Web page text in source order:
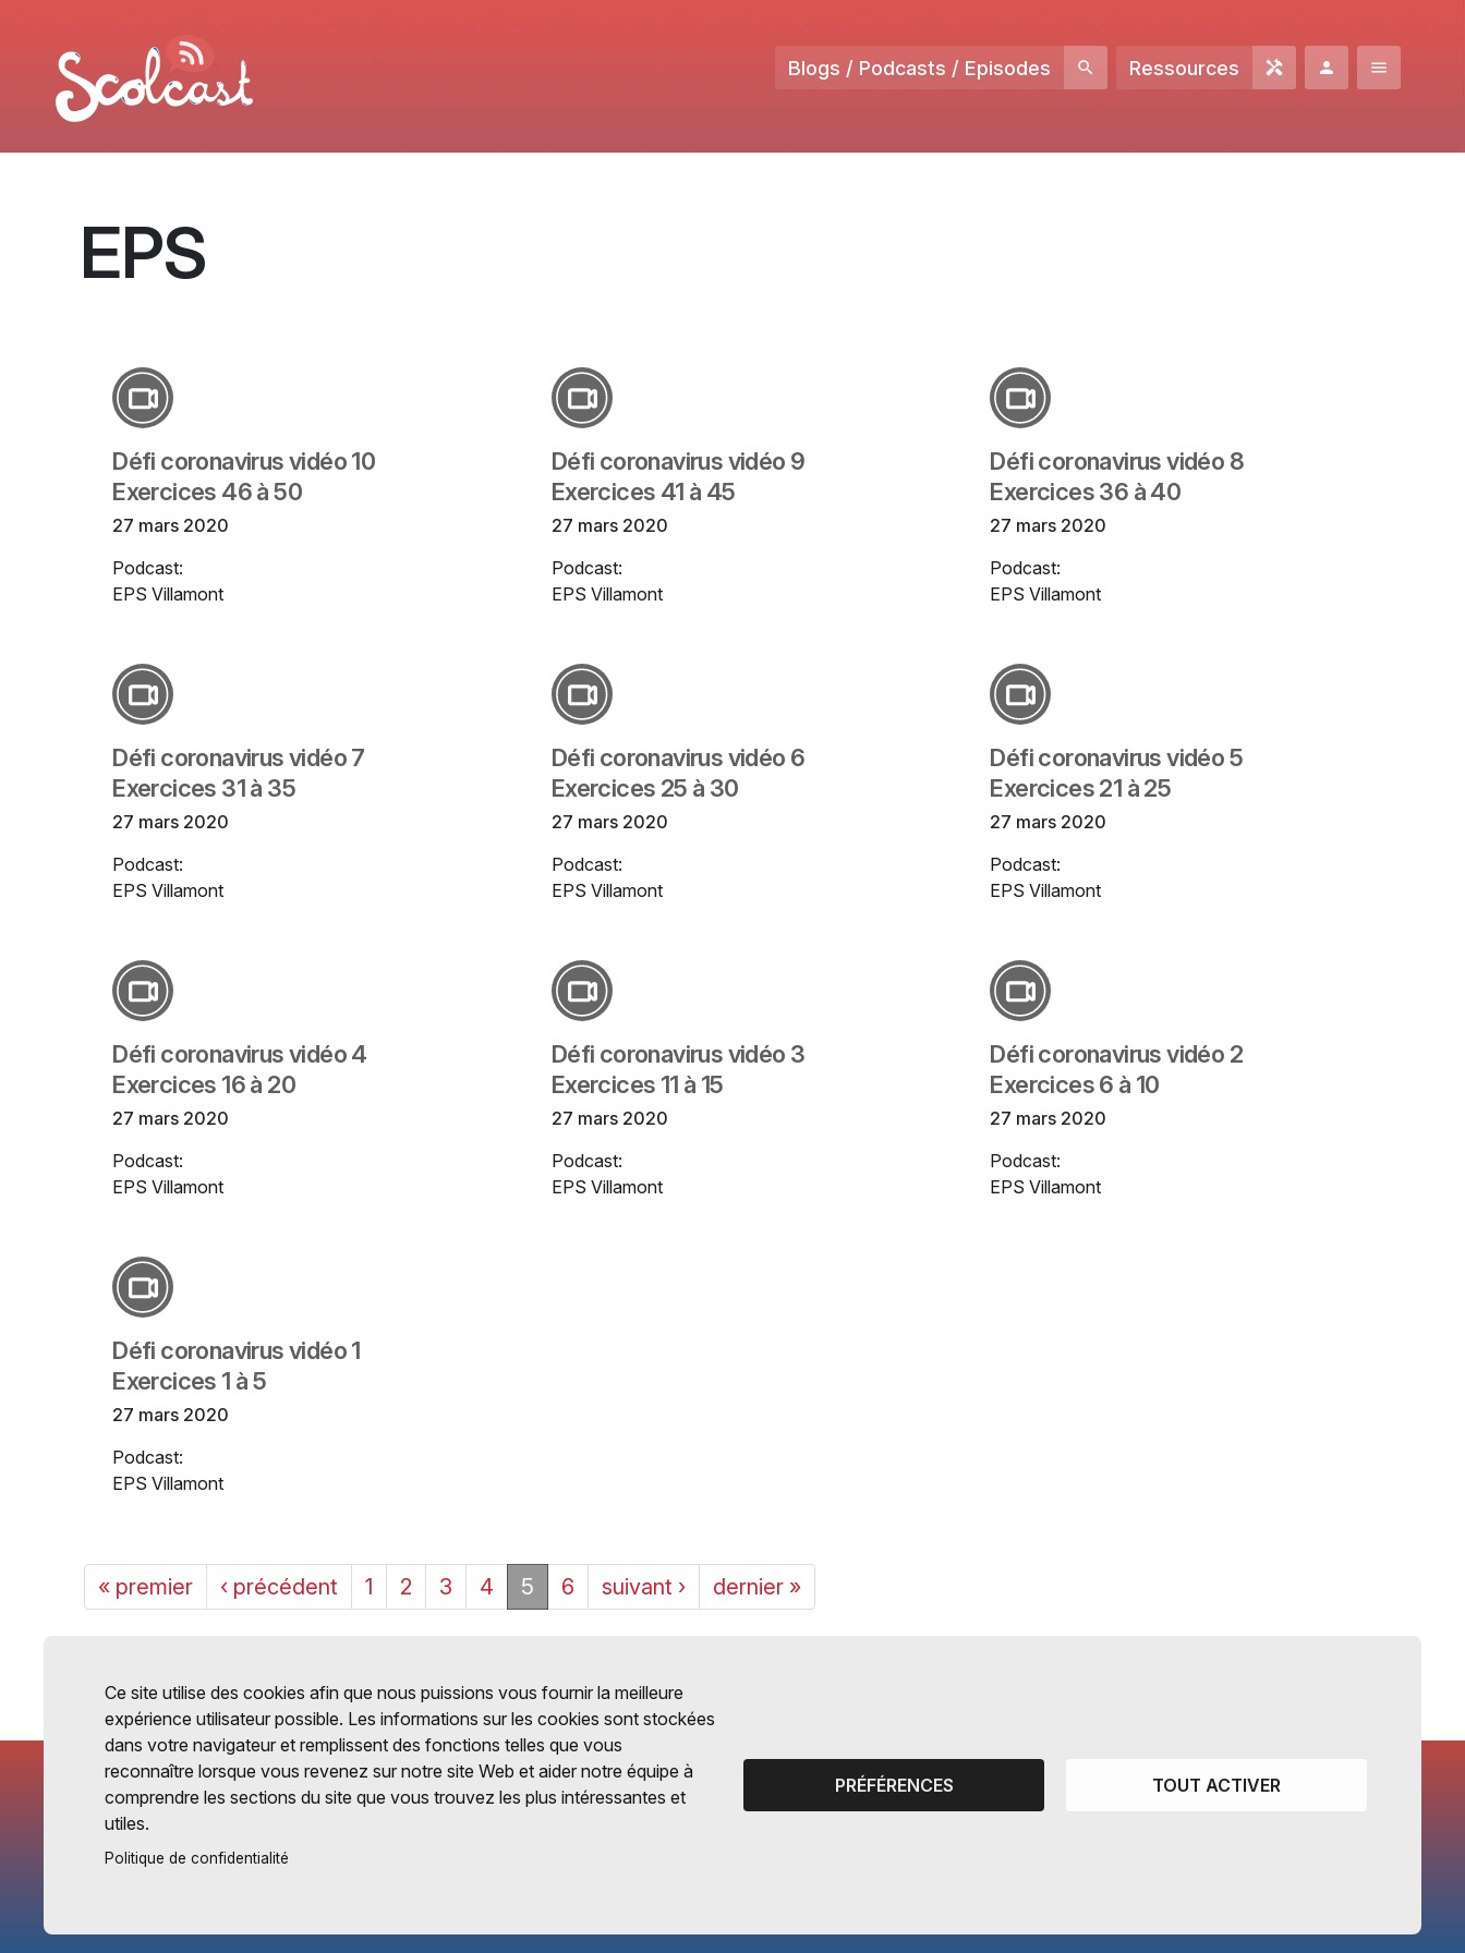
Blogs / Podcasts / Episodes Ressources
EPS
Défi coronavirus vidéo 10
Exercices 46 à 50
27 mars 2020
Podcast:
EPS Villamont
Défi coronavirus vidéo 9
Exercices 41 à 45
27 mars 2020
Podcast:
EPS Villamont
Défi coronavirus vidéo 8
Exercices 36 à 40
27 mars 2020
Podcast:
EPS Villamont
Défi coronavirus vidéo 7
Exercices 31 à 35
27 mars 2020
Podcast:
EPS Villamont
Défi coronavirus vidéo 6
Exercices 25 à 30
27 mars 2020
Podcast:
EPS Villamont
Défi coronavirus vidéo 5
Exercices 21 à 25
27 mars 2020
Podcast:
EPS Villamont
Défi coronavirus vidéo 4
Exercices 16 à 20
27 mars 2020
Podcast:
EPS Villamont
Défi coronavirus vidéo 3
Exercices 11 à 15
27 mars 2020
Podcast:
EPS Villamont
Défi coronavirus vidéo 2
Exercices 6 à 10
27 mars 2020
Podcast:
EPS Villamont
Défi coronavirus vidéo 1
Exercices 1 à 5
27 mars 2020
Podcast:
EPS Villamont
« premier ‹ précédent 1 2 3 4 5 6 suivant › dernier »
Ce site utilise des cookies afin que nous puissions vous fournir la meilleure
expérience utilisateur possible. Les informations sur les cookies sont stockées
dans votre navigateur et remplissent des fonctions telles que vous
reconnaître lorsque vous revenez sur notre site Web et aider notre équipe à
comprendre les sections du site que vous trouvez les plus intéressantes et
utiles.
Politique de confidentialité
PRÉFÉRENCES TOUT ACTIVER